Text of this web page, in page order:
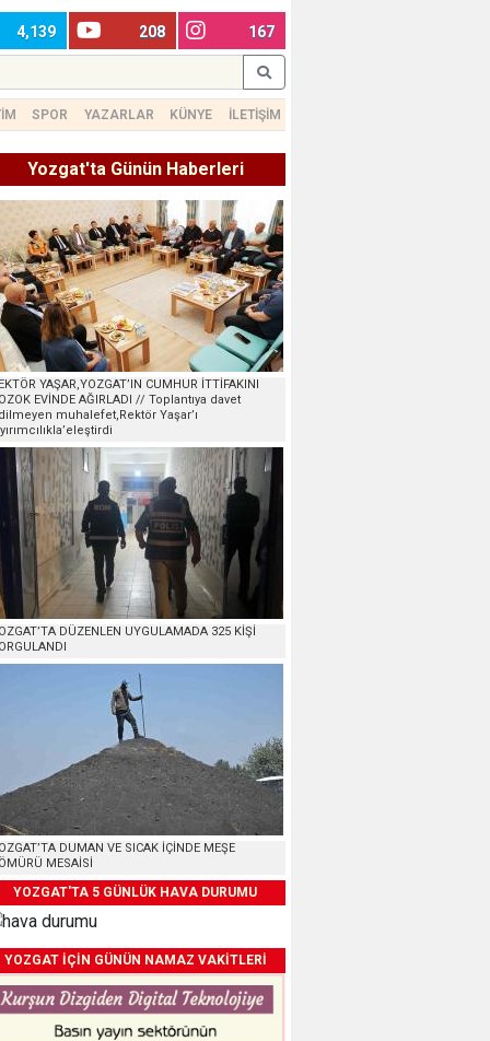
4,139 208 167
SPOR YAZARLAR KÜNYE İLETİŞİM
Yozgat'ta Günün Haberleri
YAŞAR,YOZGAT’IN CUMHUR İTTİFAKINI
EVİNDE AĞIRLADI // Toplantıya davet
muhalefet,Rektör Yaşar’ı
DÜZENLEN UYGULAMADA 325 KİŞİ
DUMAN VE SICAK İÇİNDE MEŞE
MESAİSİ
YOZGAT'TA 5 GÜNLÜK HAVA DURUMU
YOZGAT İÇİN GÜNÜN NAMAZ VAKİTLERİ